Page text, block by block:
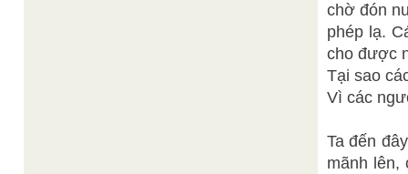
chờ đón
phép lạ.
cho được
Tại sao
Vì các
Ta đến
mãnh lên,